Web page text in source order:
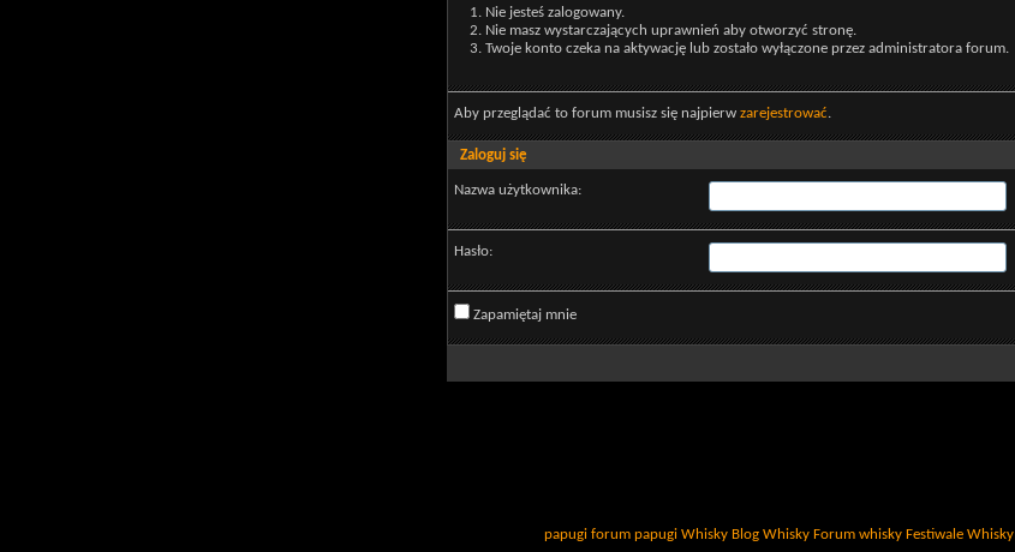
Nie jesteś zalogowany.
Nie masz wystarczających uprawnień aby otworzyć stronę.
Twoje konto czeka na aktywację lub zostało wyłączone przez administratora forum.
Aby przeglądać to forum musisz się najpierw zarejestrować.
Zaloguj się
Nazwa użytkownika:
Hasło:
Zapamiętaj mnie
papugi forum papugi Whisky Blog Whisky Forum whisky Festiwale Whisky